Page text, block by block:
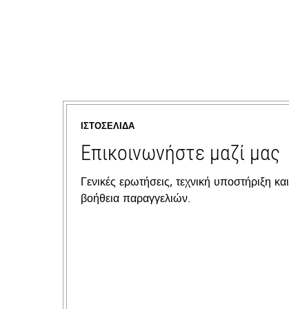
ΙΣΤΟΣΕΛΊΔΑ
Επικοινωνήστε μαζί μας
Γενικές ερωτήσεις, τεχνική υποστήριξη και
βοήθεια παραγγελιών.